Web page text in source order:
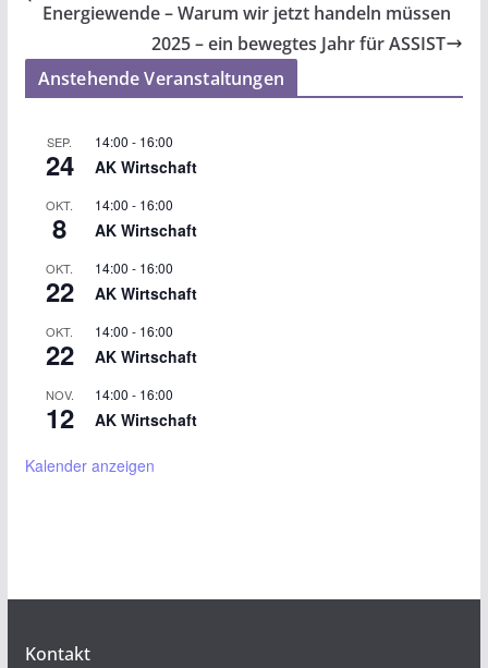
Energiewende – Warum wir jetzt handeln müssen
2025 – ein bewegtes Jahr für ASSIST
Anstehende Veranstaltungen
SEP.
24
14:00 - 16:00
AK Wirtschaft
OKT.
8
14:00 - 16:00
AK Wirtschaft
OKT.
22
14:00 - 16:00
AK Wirtschaft
OKT.
22
14:00 - 16:00
AK Wirtschaft
NOV.
12
14:00 - 16:00
AK Wirtschaft
Kalender anzeigen
Kontakt